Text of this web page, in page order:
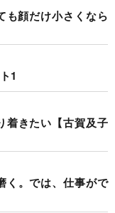
顔だけ小さくなら
1
着きたい【古賀及子
く。では、仕事がで